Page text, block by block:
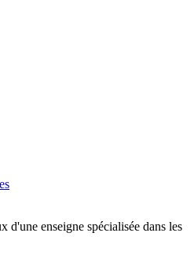
d'une enseigne spécialisée dans les